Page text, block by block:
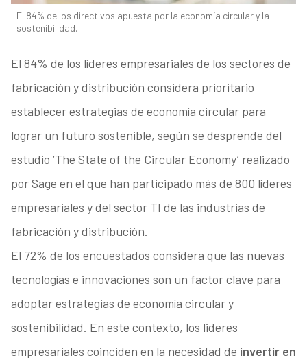
El 84% de los directivos apuesta por la economía circular y la
sostenibilidad.
El 84% de los líderes empresariales de los sectores de
fabricación y distribución considera prioritario
establecer estrategias de economía circular para
lograr un futuro sostenible, según se desprende del
estudio ‘The State of the Circular Economy’ realizado
por Sage en el que han participado más de 800 líderes
empresariales y del sector TI de las industrias de
fabricación y distribución.
El 72% de los encuestados considera que las nuevas
tecnologías e innovaciones son un factor clave para
adoptar estrategias de economía circular y
sostenibilidad. En este contexto, los lideres
empresariales coinciden en la necesidad de invertir en